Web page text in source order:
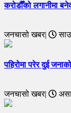
करोडौँको लगानीमा
जनचासो खबर|
पहिरोमा परेर दुई
जनचासो खबर|